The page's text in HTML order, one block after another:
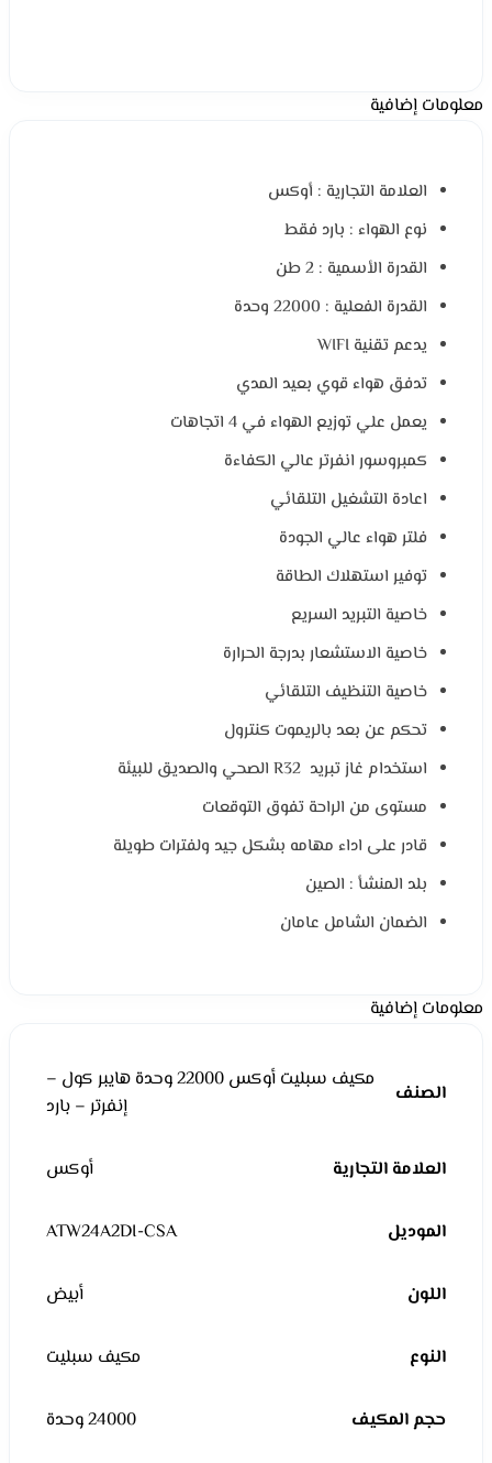
معلومات إضافية
العلامة التجارية : أوكس
نوع الهواء : بارد فقط
القدرة الأسمية : 2 طن
القدرة الفعلية : 22000 وحدة
يدعم تقنية WIFI
تدفق هواء قوي بعيد المدي
يعمل علي توزيع الهواء في 4 اتجاهات
كمبروسور انفرتر عالي الكفاءة
اعادة التشغيل التلقائي
فلتر هواء عالي الجودة
توفير استهلاك الطاقة
خاصية التبريد السريع
خاصية الاستشعار بدرجة الحرارة
خاصية التنظيف التلقائي
تحكم عن بعد بالريموت كنترول
استخدام غاز تبريد R32 الصحي والصديق للبيئة
مستوى من الراحة تفوق التوقعات
قادر على اداء مهامه بشكل جيد ولفترات طويلة
بلد المنشأ : الصين
الضمان الشامل عامان
معلومات إضافية
الصنف
مكيف سبليت أوكس 22000 وحدة هايبر كول –
إنفرتر – بارد
العلامة التجارية أوكس
الموديل ATW24A2DI-CSA
اللون أبيض
النوع مكيف سبليت
حجم المكيف 24000 وحدة